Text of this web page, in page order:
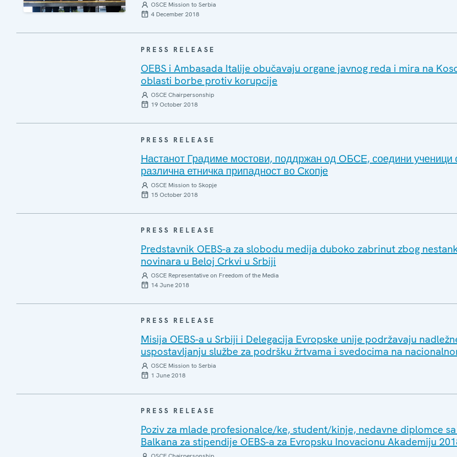
OSCE Mission to Serbia
4 December 2018
PRESS RELEASE
OEBS i Ambasada Italije obučavaju organe javnog reda i mira na
oblasti borbe protiv korupcije
OSCE Chairpersonship
19 October 2018
PRESS RELEASE
Настанот Градиме мостови, поддржан од ОБСЕ, соедини ученици
различна етничка припадност во Скопје
OSCE Mission to Skopje
15 October 2018
PRESS RELEASE
Predstavnik OEBS-a za slobodu medija duboko zabrinut zbog
novinara u Beloj Crkvi u Srbiji
OSCE Representative on Freedom of the Media
14 June 2018
PRESS RELEASE
Misija OEBS-a u Srbiji i Delegacija Evropske unije podržavaju
uspostavljanju službe za podršku žrtvama i svedocima na
OSCE Mission to Serbia
1 June 2018
PRESS RELEASE
Poziv za mlade profesionalce/ke, student/kinje, nedavne diplomce
Balkana za stipendije OEBS-a za Evropsku Inovacionu Akademiju